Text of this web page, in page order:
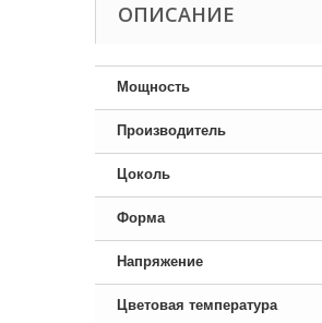
ОПИСАНИЕ
Мощность
Производитель
Цоколь
Форма
Напряжение
Цветовая температура